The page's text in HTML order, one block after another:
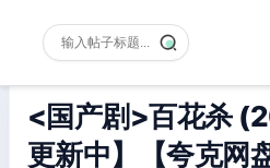
<国产剧>百花杀
更新中】【夸克网盘